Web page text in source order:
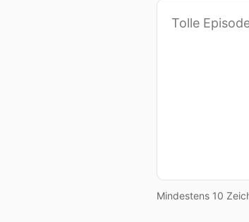
Mindestens 10